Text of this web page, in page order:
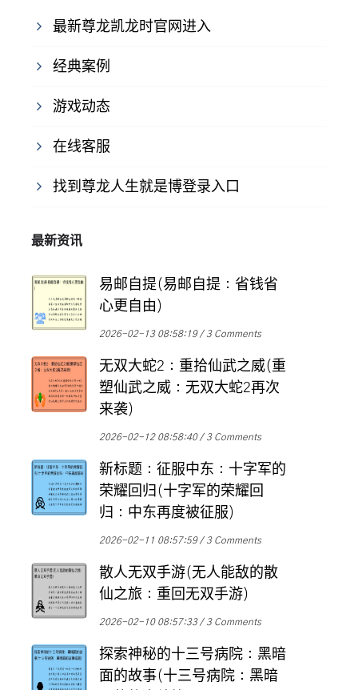
最新尊龙凯龙时官网进入
经典案例
游戏动态
在线客服
找到尊龙人生就是博登录入口
最新资讯
易邮自提(易邮自提：省钱省
心更自由)
2026-02-13 08:58:19 3 Comments
无双大蛇2：重拾仙武之威(重
塑仙武之威：无双大蛇2再次
来袭)
2026-02-12 08:58:40 3 Comments
新标题：征服中东：十字军的
荣耀回归(十字军的荣耀回
归：中东再度被征服)
2026-02-11 08:57:59 3 Comments
散人无双手游(无人能敌的散
仙之旅：重回无双手游)
2026-02-10 08:57:33 3 Comments
探索神秘的十三号病院：黑暗
面的故事(十三号病院：黑暗